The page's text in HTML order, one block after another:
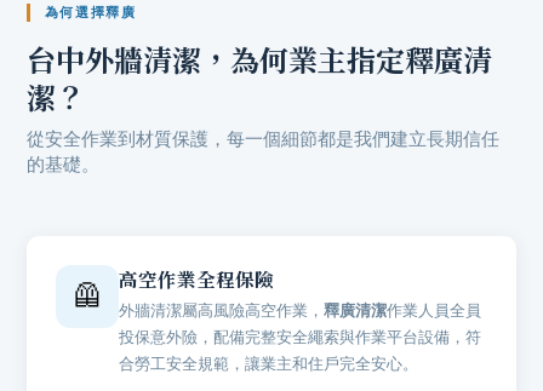
為何選擇釋廣
台中外牆清潔 ，為何業主指定釋廣清
潔 ？
從安全作業到材質保護，每一個細節都是我們建立長期信任
的基礎。
🦺
高空作業全程保險
外牆清潔屬高風險高空作業，釋廣清潔作業人員全員
投保意外險，配備完整安全繩索與作業平台設備，符
合勞工安全規範，讓業主和住戶完全安心。